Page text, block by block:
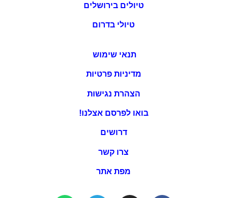
טיולים בירושלים
טיולי בדרום
תנאי שימוש
מדיניות פרטיות
הצהרת נגישות
בואו לפרסם אצלנו!
דרושים
צרו קשר
מפת אתר